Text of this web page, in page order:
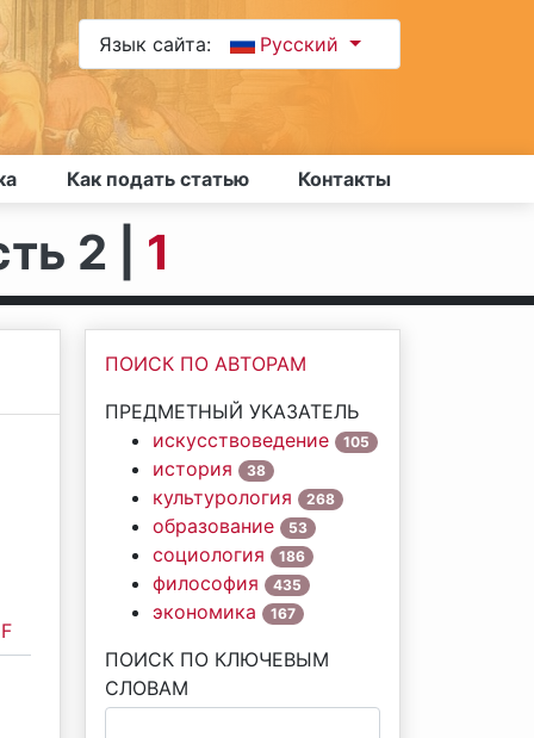
Язык сайта: Русский
Как подать статью Контакты
2 | 1
ПОИСК ПО АВТОРАМ
ПРЕДМЕТНЫЙ УКАЗАТЕЛЬ
искусствоведение
105
история 38
культурология 268
образование 53
социология 186
философия 435
экономика 167
ПОИСК ПО КЛЮЧЕВЫМ
СЛОВАМ